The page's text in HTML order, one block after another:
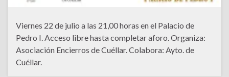
Viernes 22 de julio a las 21,00 horas en el Palacio de
Pedro I. Acceso libre hasta completar aforo. Organiza:
Asociación Encierros de Cuéllar. Colabora: Ayto. de
Cuéllar.